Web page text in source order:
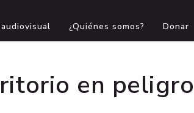
¿Quiénes somos? Donar
en peligro